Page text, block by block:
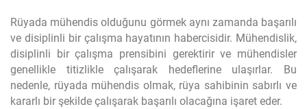
Rüyada mühendis olduğunu görmek aynı zamanda başarılı
ve disiplinli bir çalışma hayatının habercisidir. Mühendislik,
disiplinli bir çalışma prensibini gerektirir ve mühendisler
genellikle titizlikle çalışarak hedeflerine ulaşırlar. Bu
nedenle, rüyada mühendis olmak, rüya sahibinin sabırlı ve
kararlı bir şekilde çalışarak başarılı olacağına işaret eder.